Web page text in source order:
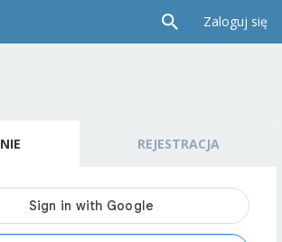
Zaloguj się
REJESTRACJA